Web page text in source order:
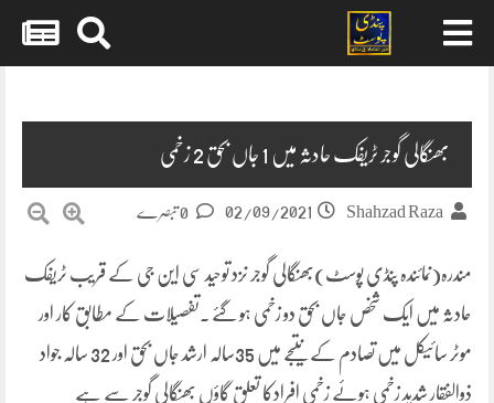
بھنگالی گوجر ٹریفک حادثہ میں 1 جاں بحق 2 زخمی
Shahzad Raza
02/09/2021
مندرہ(نمائندہ پنڈی پوسٹ)بھنگالی گوجر نزد توحید سی این جی کے قریب ٹریفک
حادثہ میں ایک شخص جاں بحق دو زخمی ہو گئے ۔تفصیلات کے مطابق کار اور
موٹر سائیکل میں تصادم کے نتیجے میں 35سالہ ارشد جاں بحق اور 32 سالہ جواد
ذوالفقار شدید زخمی ہوئے زخمی افرادکا تعلق گاؤں بھنگالی گوجر سے ہے